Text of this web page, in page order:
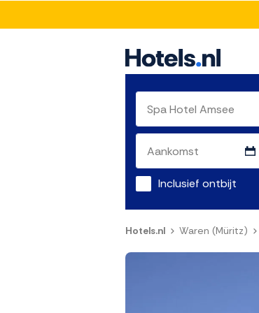
Inclusief ontbijt
Hotels.nl Waren (Müritz)